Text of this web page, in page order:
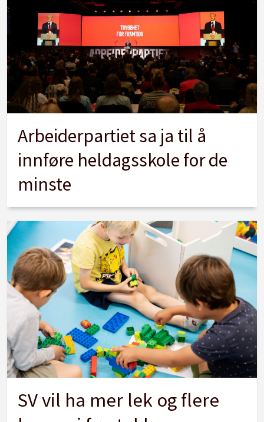
Arbeiderpartiet sa ja til å
innføre heldagsskole for de
minste
SV vil ha mer lek og flere